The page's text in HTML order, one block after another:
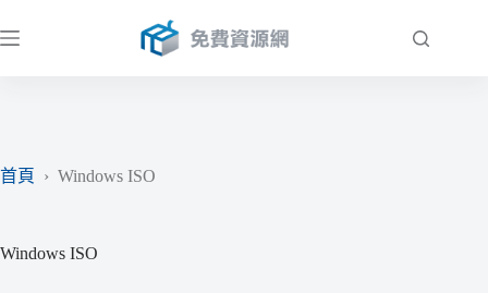
至
首頁
› Windows ISO
Windows ISO